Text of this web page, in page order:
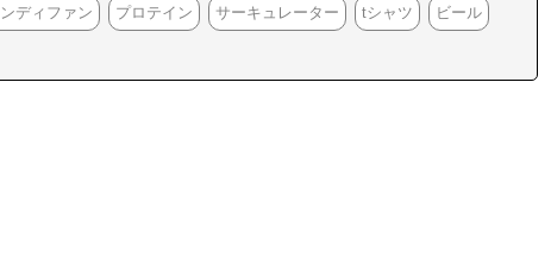
ディファン プロテイン サーキュレーター tシャツ ビール